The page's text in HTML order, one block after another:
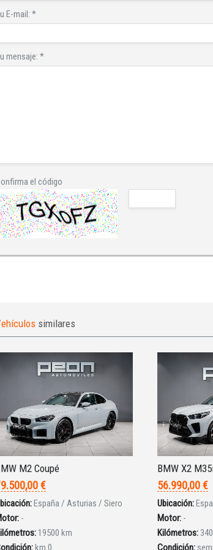
E-mail: *
mensaje: *
el código
similares
M2 Coupé
€
España / Asturias / Siero
-
19500 km
km 0
BMW X2
56.990,00 €
Ubicación:
Motor: -
Kilómetros:
Condición: